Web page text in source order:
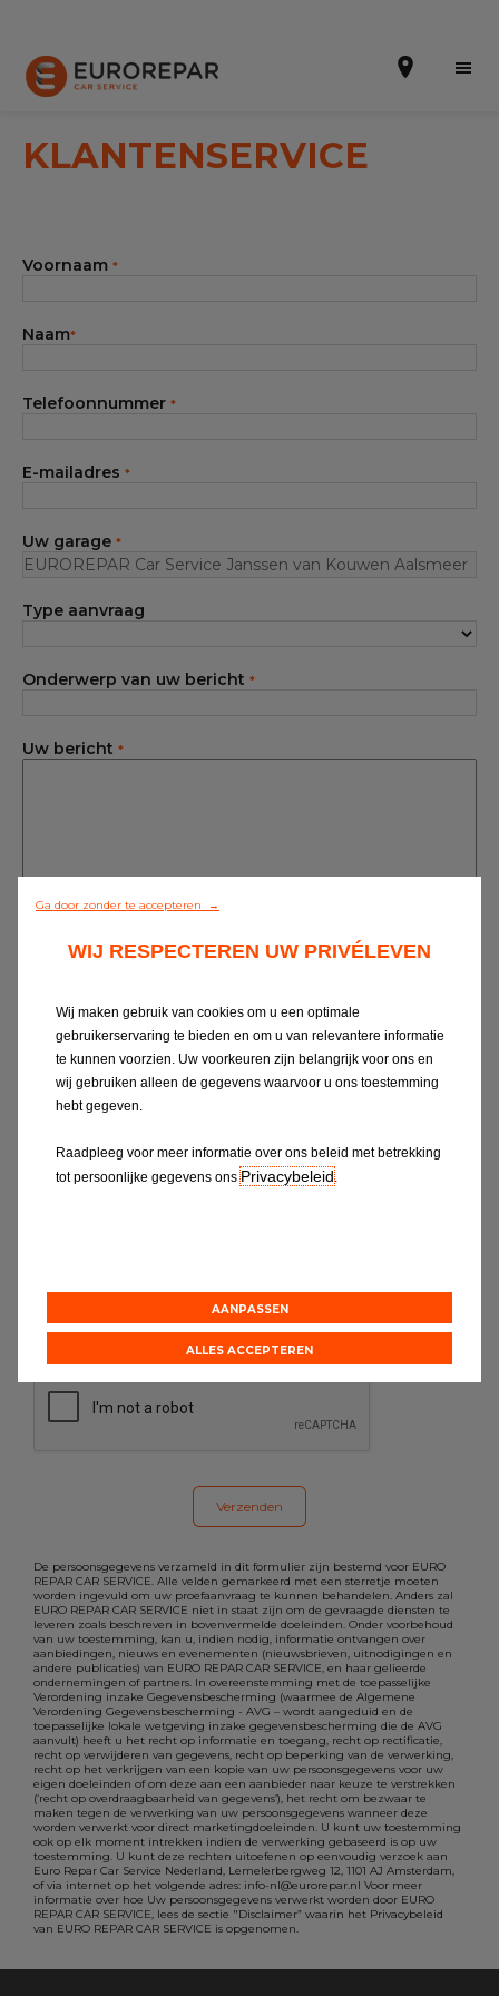
Online offertes
EUREPAR Pech Service
Werkzaamheden
Ons assortiment
Contact
Deelnemer van het netwerk worden
KLANTENSERVICE
Bij EUROREPAR Car Service kunt u rekenen
op een vriendelijke en persoonlijke
brengen van uw auto, het maken van een
afspraak, onderhoud of reparaties contact op
met uw EUROREPAR Car Service garage.
Vind uwdichtstbijzijnde
zullen dan binnen twee werkdagen contact
met u opnemen.
Voornaam *
Naam*
Telefoonnummer *
E-mailadres *
Uw garage *
Type aanvraag
Onderwerp van uw bericht *
Uw bericht *
De persoonsgegevens verzameld in dit formulier zijn bestemd voor EURO
REPAR CAR SERVICE. Alle velden gemarkeerd met een sterretje moeten
worden ingevuld om uw proefaanvraag te kunnen behandelen. Anders zal
EURO REPAR CAR SERVICE niet in staat zijn om de gevraagde diensten te
leveren zoals beschreven in bovenvermelde doeleinden. Onder voorbehoud
van uw toestemming, kan u, indien nodig, informatie ontvangen over
aanbiedingen, nieuws en evenementen (nieuwsbrieven, uitnodigingen en
andere publicaties) van EURO REPAR CAR SERVICE, en haar gelieerde
ondernemingen of partners. In overeenstemming met de toepasselijke
Verordening inzake Gegevensbescherming (waarmee de Algemene
Verordening Gegevensbescherming - AVG – wordt aangeduid en de
toepasselijke lokale wetgeving inzake gegevensbescherming die de AVG
aanvult) heeft u het recht op informatie en toegang, recht op rectificatie,
recht op verwijderen van gegevens, recht op beperking van de verwerking,
recht op het verkrijgen van een kopie van uw persoonsgegevens voor uw
eigen doeleinden of om deze aan een aanbieder naar keuze te verstrekken
(‘recht op overdraagbaarheid van gegevens’), het recht om bezwaar te
maken tegen de verwerking van uw persoonsgegevens wanneer deze
worden verwerkt voor direct marketingdoeleinden. U kunt uw toestemming
ook op elk moment intrekken indien de verwerking gebaseerd is op uw
toestemming. U kunt deze rechten uitoefenen op eenvoudig verzoek aan
Euro Repar Car Service Nederland, Lemelerbergweg 12, 1101 AJ Amsterdam,
of via internet op het volgende adres: info-nl@eurorepar.nl Voor meer
informatie over hoe Uw persoonsgegevens verwerkt worden door EURO
REPAR CAR SERVICE, lees de sectie "Disclaimer” waarin het Privacybeleid
van EURO REPAR CAR SERVICE is opgenomen.
Ga door zonder te accepteren →
WIJ RESPECTEREN UW PRIVÉLEVEN
Wij maken gebruik van cookies om u een optimale
gebruikerservaring te bieden en om u van relevantere informatie
te kunnen voorzien. Uw voorkeuren zijn belangrijk voor ons en
wij gebruiken alleen de gegevens waarvoor u ons toestemming
hebt gegeven.
Raadpleeg voor meer informatie over ons beleid met betrekking
tot persoonlijke gegevens onsPrivacybeleid.
AANPASSEN
ALLES ACCEPTEREN